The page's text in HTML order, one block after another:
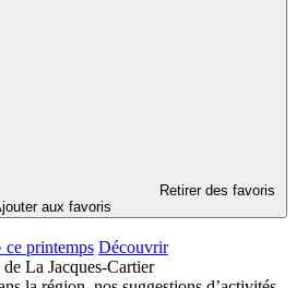
Retirer des favoris
aux favoris
printemps Découvrir
La Jacques-Cartier